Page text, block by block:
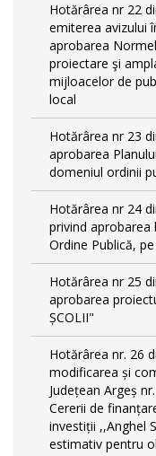
Hotărârea nr 22
emiterea avizului
aprobarea
proiectare şi
mijloacelor de
local
Hotărârea nr 23
aprobarea
domeniul ordinii
Hotărârea nr 24
privind
Ordine Publică,
Hotărârea nr 25
aprobarea
ȘCOLII"
Hotărârea nr. 26
modificarea și
Județean Argeș
Cererii de
investiții ,,Anghel
estimativ pentru